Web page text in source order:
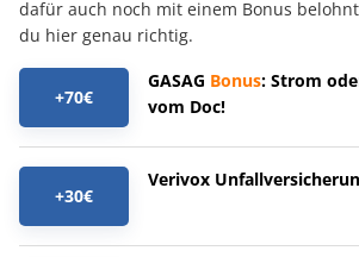
dafür auch noch mit einem Bonus
du hier genau richtig.
+70€
GASAG Bonus: Strom
vom Doc!
+30€
Verivox